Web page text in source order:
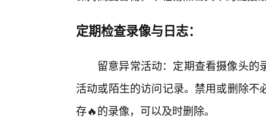
定期检查录像与日志：
留意异常活动：定期查看摄像头
活动或陌生的访问记录。禁用或删除
存🔥的录像，可以及时删除。